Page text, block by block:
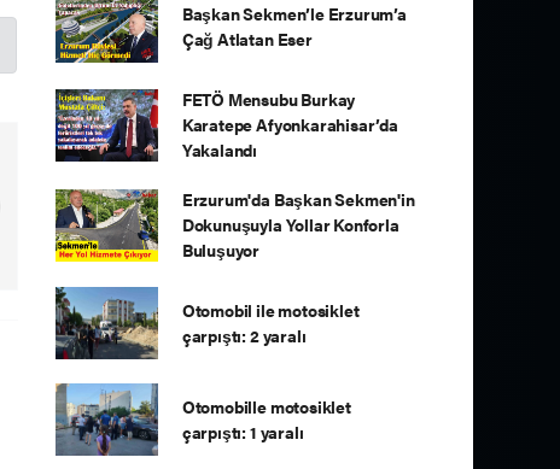
Başkan Sekmen’le Erzurum’a
Çağ Atlatan Eser
FETÖ Mensubu Burkay
Karatepe Afyonkarahisar’da
Yakalandı
Erzurum'da Başkan Sekmen'in
Dokunuşuyla Yollar Konforla
Buluşuyor
Otomobil ile motosiklet
çarpıştı: 2 yaralı
Otomobille motosiklet
çarpıştı: 1 yaralı